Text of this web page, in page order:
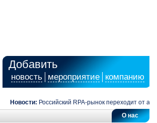
Добавить
новость мероприятие компанию
Новости: Российский RPA-рынок переходит от
О нас